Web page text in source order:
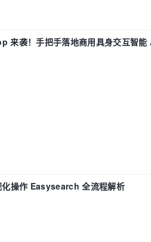
来袭！手把手落地商用具身交互智
操作 Easysearch 全流程解析